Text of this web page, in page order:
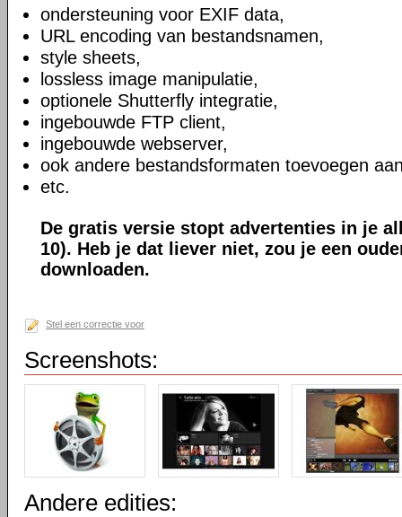
ondersteuning voor EXIF data,
URL encoding van bestandsnamen,
style sheets,
lossless image manipulatie,
optionele Shutterfly integratie,
ingebouwde FTP client,
ingebouwde webserver,
ook andere bestandsformaten toevoegen
etc.
De gratis versie stopt advertenties in je
10). Heb je dat liever niet, zou je een
downloaden.
Stel een correctie voor
Screenshots:
Andere edities: